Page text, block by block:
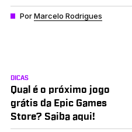
PorMarcelo Rodrigues
DICAS
Qual é o próximo jogo
grátis da Epic Games
Store? Saiba aqui!